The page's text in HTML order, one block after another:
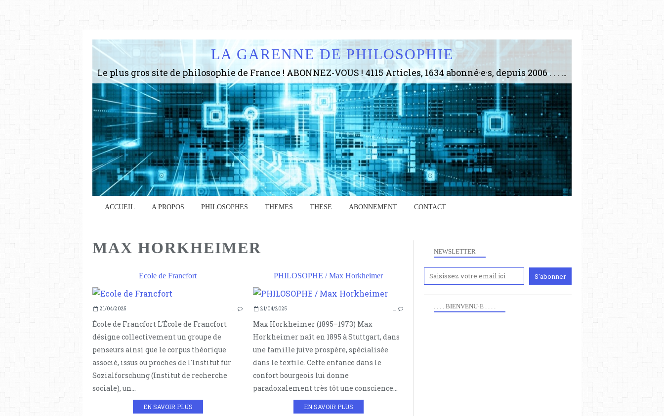
LA GARENNE DE PHILOSOPHIE
Le plus gros site de philosophie de France ! ABONNEZ-VOUS ! 4115 Articles, 1634 abonné·e·s, depuis 2006 . . . . . . . . 2 852 214 pages vues jusqu'à présent. Prestance et être apte à un plus grand nombre de choses.
ACCUEIL A PROPOS PHILOSOPHES THEMES THESE ABONNEMENT CONTACT
MAX HORKHEIMER
Ecole de Francfort
ECOLE DE FRANCFORT
THEODOR ADORNO
MAX HORKHEIMER
LEO LÖWENTHAL
HERBERT MARCUSE
ERICH FROMM
21/04/2025 …
École de Francfort L'École de Francfort
désigne collectivement un groupe de
penseurs ainsi que le corpus théorique
associé, issus ou proches de l'Institut für
Sozialforschung (Institut de recherche
sociale), un...
EN SAVOIR PLUS
PHILOSOPHE / Max Horkheimer
PENSEURS ET PHILOSOPHES
21/04/2025 …
Max Horkheimer (1895–1973) Max
Horkheimer naît en 1895 à Stuttgart, dans
une famille juive prospère, spécialisée
dans le textile. Cette enfance dans le
confort bourgeois lui donne
paradoxalement très tôt une conscience...
EN SAVOIR PLUS
NEWSLETTER
. . . . BIENVENU·E . . . .